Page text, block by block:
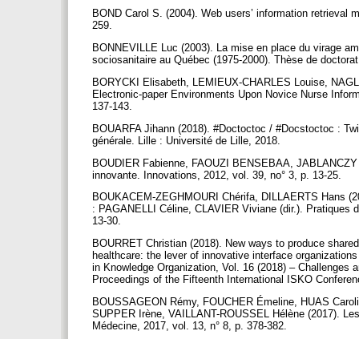
BOND Carol S. (2004). Web users’ information
259.
BONNEVILLE Luc (2003). La mise en place du virage
sociosanitaire au Québec (1975-2000). Thèse de
BORYCKI Elisabeth, LEMIEUX-CHARLES Louise,
Electronic-paper Environments Upon Novice Nurse
137-143.
BOUARFA Jihann (2018). #Doctoctoc / #Docstoctoc :
générale. Lille : Université de Lille, 2018.
BOUDIER Fabienne, FAOUZI BENSEBAA,
innovante. Innovations, 2012, vol. 39, no° 3, p. 13-25.
BOUKACEM-ZEGHMOURI Chérifa, DILLAERTS Hans
: PAGANELLI Céline, CLAVIER Viviane (dir.).
13-30.
BOURRET Christian (2018). New ways to produce
healthcare: the lever of innovative interface
in Knowledge Organization, Vol. 16 (2018) – Challenges
Proceedings of the Fifteenth International ISKO
BOUSSAGEON Rémy, FOUCHER Émeline, HUAS
SUPPER Irène, VAILLANT-ROUSSEL Hélène (2017).
Médecine, 2017, vol. 13, n° 8, p. 378-382.